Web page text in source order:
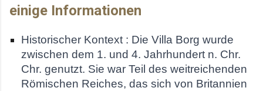
einige Informationen
Historischer Kontext : Die Villa Borg wurde
zwischen dem 1. und 4. Jahrhundert n. Chr.
Chr. genutzt. Sie war Teil des weitreichenden
Römischen Reiches, das sich von Britannien